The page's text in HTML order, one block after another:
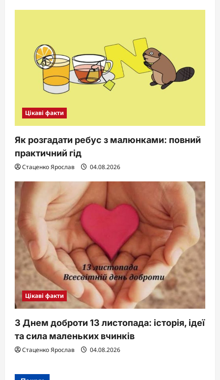
Цікаві факти
Як розгадати ребус з малюнками: повний
практичний гід
Стаценко Ярослав 04.08.2026
Цікаві факти
З Днем доброти 13 листопада: історія, ідеї
та сила маленьких вчинків
Стаценко Ярослав 04.08.2026